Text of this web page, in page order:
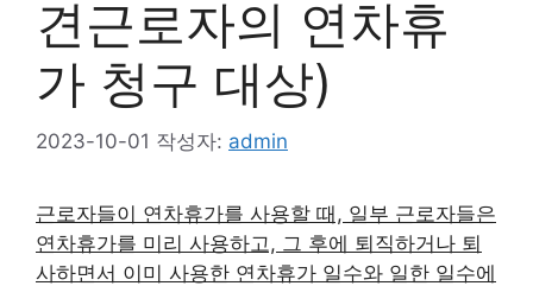
견근로자의 연차휴
가 청구 대상)
2023-10-01 작성자: admin
근로자들이 연차휴가를 사용할 때, 일부 근로자들은
연차휴가를 미리 사용하고, 그 후에 퇴직하거나 퇴
사하면서 이미 사용한 연차휴가 일수와 일한 일수에